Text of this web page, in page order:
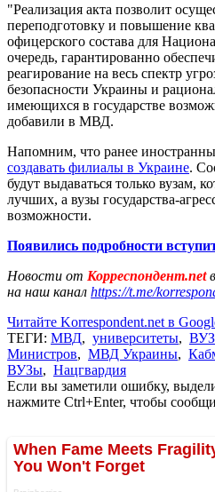
"Реализация акта позволит
переподготовку и повышение
офицерского состава для
очередь, гарантированно
реагирование на весь спектр
безопасности Украины и
имеющихся в государстве
добавили в МВД.
Напомним, что ранее
создавать филиалы в Украине.
будут выдаваться только вузам,
лучших, а вузы государства-
возможности.
Появились подробности
Новости от Корреспондент.net
на наш канал https://t.me/
Читайте Korrespondent.net в
ТЕГИ: МВД, университеты, ВУЗ
Министров, МВД Украины,
ВУЗы, Нацгвардия
Если вы заметили ошибку,
нажмите Ctrl+Enter, чтобы